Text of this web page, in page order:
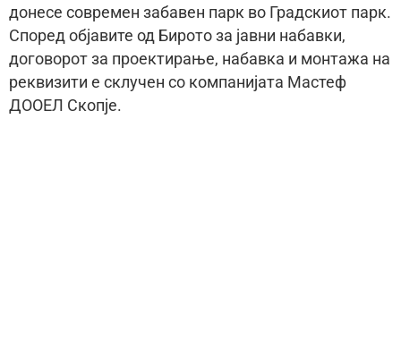
донесе современ забавен парк во Градскиот парк.
Според објавите од Бирото за јавни набавки,
договорот за проектирање, набавка и монтажа на
реквизити е склучен со компанијата Мастеф
ДООЕЛ Скопје.